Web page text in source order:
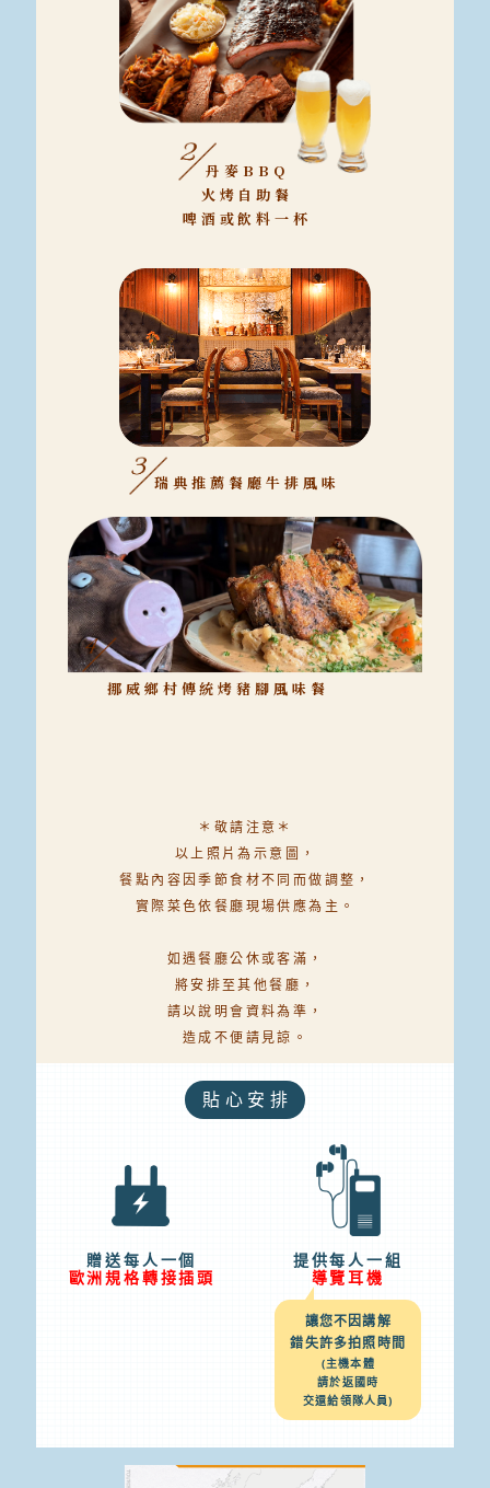
丹麥BBQ
火烤自助餐
啤酒或飲料一杯
瑞典推薦餐廳牛排風味
挪威鄉村傳統烤豬腳風味餐
＊敬請注意＊
以上照片為示意圖，
餐點內容因季節食材不同而做調整，
實際菜色依餐廳現場供應為主。
如遇餐廳公休或客滿，
將安排至其他餐廳，
請以說明會資料為準，
造成不便請見諒。
貼心安排
贈送每人一個
歐洲規格轉接插頭
提供每人一組
導覽耳機
讓您不因講解
錯失許多拍照時間
(主機本體
請於返國時
交還給領隊人員)